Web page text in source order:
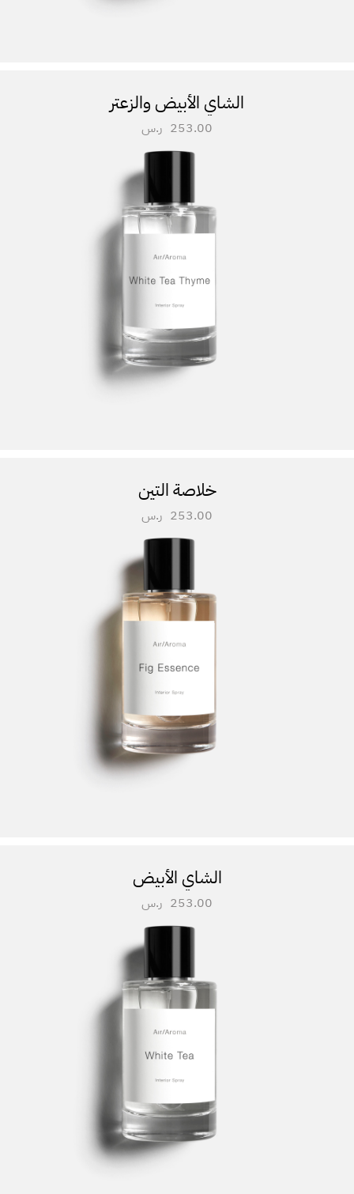
الشاي الأبيض والزعتر
253.00 ر.س
خلاصة التين
253.00 ر.س
الشاي الأبيض
253.00 ر.س